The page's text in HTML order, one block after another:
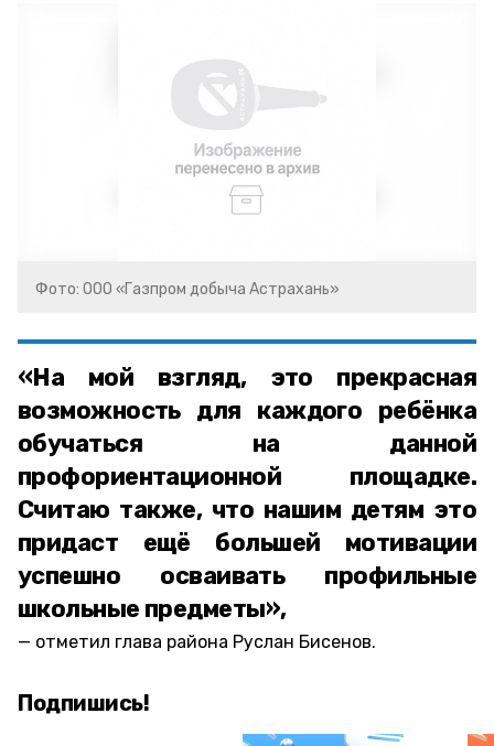
Фото: ООО «Газпром добыча Астрахань»
«На мой взгляд, это прекрасная
возможность для каждого ребёнка
обучаться на данной
профориентационной площадке.
Считаю также, что нашим детям это
придаст ещё большей мотивации
успешно осваивать профильные
школьные предметы»,
отметил глава района Руслан Бисенов.
Подпишись!